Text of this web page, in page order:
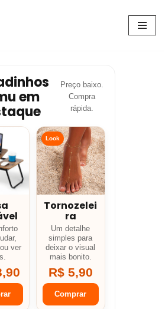
em
Preço baixo.
Compra
rápida.
ver
Look
Tornozelei
ra
Um detalhe
simples para
deixar o visual
mais bonito.
R$ 5,90
Comprar